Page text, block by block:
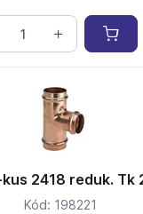
2418 reduk. Tk
Kód: 198221